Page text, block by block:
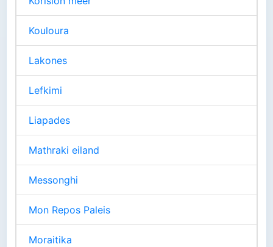
Kouloura
Lakones
Lefkimi
Liapades
Mathraki eiland
Messonghi
Mon Repos Paleis
Moraitika